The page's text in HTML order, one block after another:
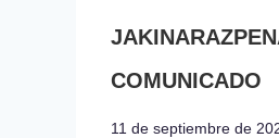
COMUNICADO
11 de septiembre de